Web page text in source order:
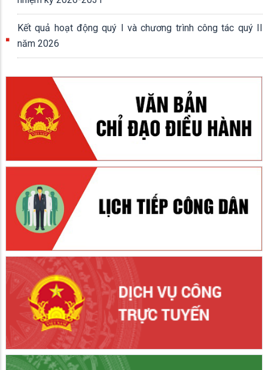
Kết quả hoạt động quý I và chương trình công tác quý II
năm 2026